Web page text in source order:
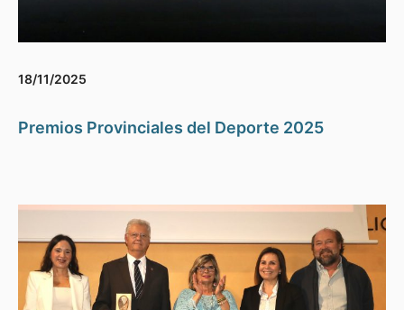
18/11/2025
Premios Provinciales del Deporte 2025